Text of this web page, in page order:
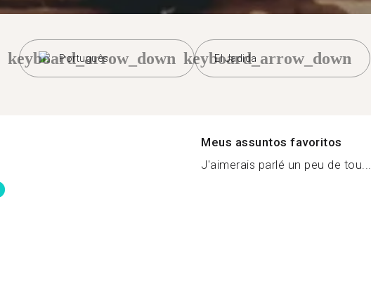
Português
keyboard_arrow_down El Jadida
keyboard_arrow_down
Meus assuntos favoritos
J'aimerais parlé un peu de tou...